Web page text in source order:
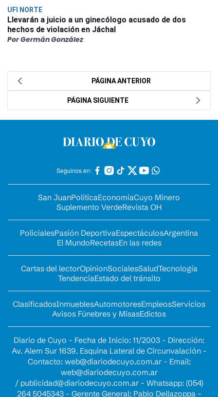
UFI NORTE
Llevarán a juicio a un ginecólogo acusado de dos
hechos de violación en Jáchal
Por Germán González
PÁGINA ANTERIOR
PÁGINA SIGUIENTE
Seguinos en:
San JuanPolíticaEconomíaCuyo Minero
Suplemento VerdeRevista OH
PolicialesPasión DeportivaEspectáculosArgentina
El MundoRecetasEn las redes
Cartas del lectorOpinionSocialesSaludTecnología
TendenciaEstado del tránsito
ClasificadosInmueblesAutomotoresEmpleosServicios
Avisos Fúnebres y MisasEdictos
Diario de Cuyo - Fecha de Inicio: 11/2003 - Dirección:
Av. Alem Sur 1639. Esquina Lateral de Circunvalación -
Contacto: web@diariodecuyo.com.ar- Email:
web@diariodecuyo.com.ar
/ publicidad@diariodecuyo.com.ar- Whatsapp: (054)
264 5045343 - Gerente General: Pablo Dellazoppa -